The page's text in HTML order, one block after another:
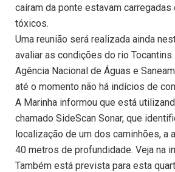
caíram da ponte estavam
tóxicos.
Uma reunião será realizada ainda
avaliar as condições do rio
Agência Nacional de Águas e
até o momento não há indícios de
A Marinha informou que está
chamado SideScan Sonar, que
localização de um dos caminhões, a
40 metros de profundidade. Veja na
Também está prevista para esta